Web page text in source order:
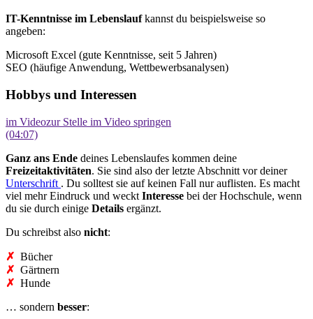
IT-Kenntnisse im Lebenslaufkannst du beispielsweise so
angeben:
Microsoft Excel (gute Kenntnisse, seit 5 Jahren)
SEO (häufige Anwendung, Wettbewerbsanalysen)
Hobbys und Interessen
im Videozur Stelle im Video springen
(04:07)
Ganz ans Ende deines Lebenslaufes kommen deine
Freizeitaktivitäten. Sie sind also der letzte Abschnitt vor deiner
Unterschrift . Du solltest sie auf keinen Fall nur auflisten. Es macht
viel mehr Eindruck und weckt Interesse bei der Hochschule, wenn
du sie durch einige Details ergänzt.
Du schreibst also nicht:
✗ Bücher
✗ Gärtnern
✗ Hunde
… sondern besser: